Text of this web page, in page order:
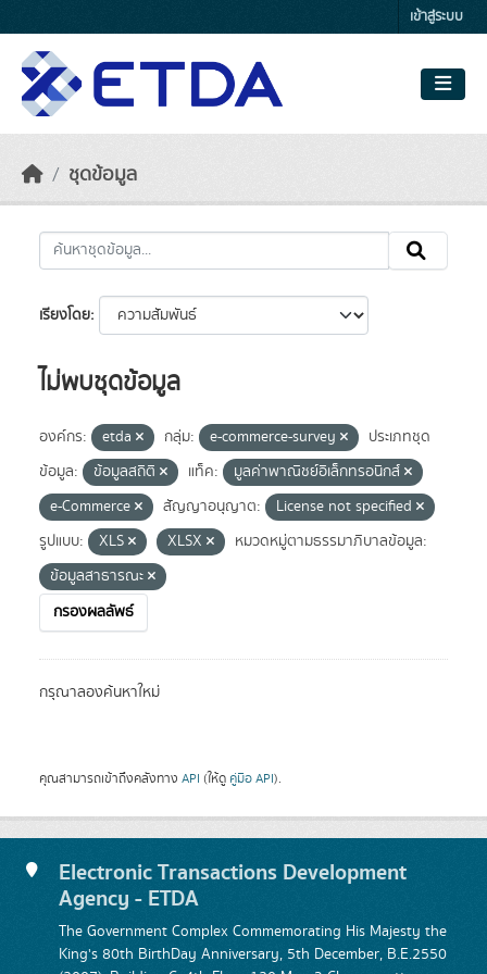
เข้าสู่ระบบ
ชุดข้อมูล
เรียงโดย
ไม่พบชุดข้อมูล
องค์กร: etda กลุ่ม: e-commerce-survey
ประเภทชุด
ข้อมูล:
ข้อมูลสถิติ แท็ค:
มูลค่าพาณิชย์อิเล็กทรอนิกส์
e-Commerce
สัญญาอนุญาต:
License not specified
รูปแบบ:
XLS XLSX
หมวดหมู่ตามธรรมาภิบาลข้อมูล:
ข้อมูลสาธารณะ
กรองผลลัพธ์
กรุณาลองค้นหาใหม่
คุณสามารถเข้าถึงคลังทาง API (ให้ดู คู่มือ API).
Electronic Transactions Development
Agency - ETDA
The Government Complex Commemorating His Majesty the
King's 80th BirthDay Anniversary, 5th December, B.E.2550